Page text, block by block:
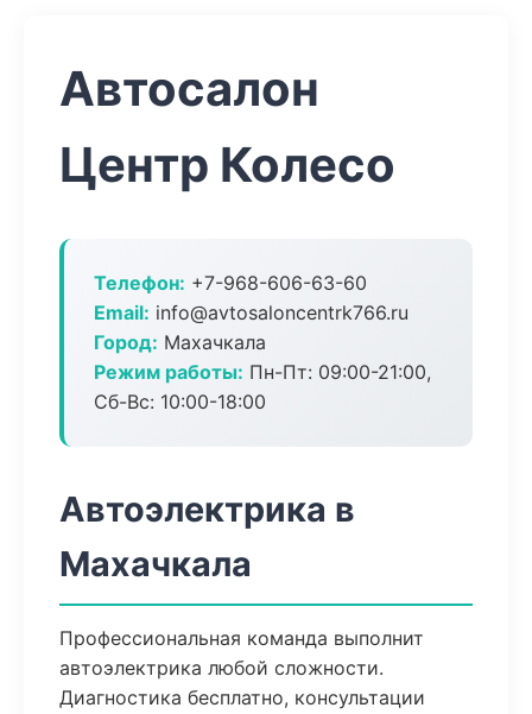
Автосалон
Центр Колесо
Телефон: +7-968-606-63-60
Email: info@avtosaloncentrk766.ru
Город: Махачкала
Режим работы: Пн-Пт: 09:00-21:00,
Сб-Вс: 10:00-18:00
Автоэлектрика в
Махачкала
Профессиональная команда выполнит
автоэлектрика любой сложности.
Диагностика бесплатно, консультации